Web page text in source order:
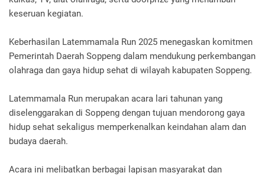
keseruan kegiatan.
Keberhasilan Latemmamala Run 2025 menegaskan komitmen
Pemerintah Daerah Soppeng dalam mendukung perkembangan
olahraga dan gaya hidup sehat di wilayah kabupaten Soppeng.
Latemmamala Run merupakan acara lari tahunan yang
diselenggarakan di Soppeng dengan tujuan mendorong gaya
hidup sehat sekaligus memperkenalkan keindahan alam dan
budaya daerah.
Acara ini melibatkan berbagai lapisan masyarakat dan